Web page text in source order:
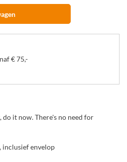
€ 75,-
it now. There's no need for
inclusief envelop